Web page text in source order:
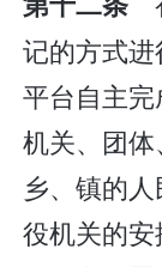
记的方式
平台自主
机关、团
乡、镇的
役机关的